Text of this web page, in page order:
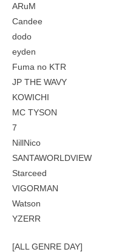
ARuM
Candee
dodo
eyden
Fuma no KTR
JP THE WAVY
KOWICHI
MC TYSON
7
NillNico
SANTAWORLDVIEW
Starceed
VIGORMAN
Watson
YZERR
[ALL GENRE DAY]